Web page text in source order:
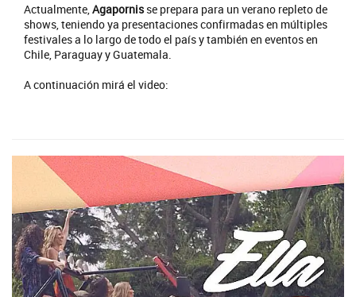
Actualmente, Agapornisse prepara para un verano repleto de
shows, teniendo ya presentaciones confirmadas en múltiples
festivales a lo largo de todo el país y también en eventos en
Chile, Paraguay y Guatemala.
A continuación mirá el video: